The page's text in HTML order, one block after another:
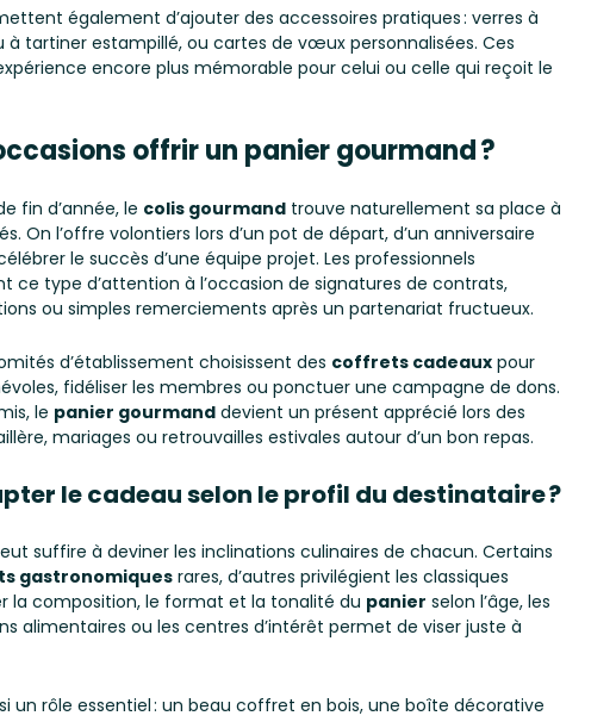
également d’ajouter des accessoires pratiques : verres à
tartiner estampillé, ou cartes de vœux personnalisées. Ces
encore plus mémorable pour celui ou celle qui reçoit le
offrir un panier gourmand ?
fin d’année, le colis gourmand trouve naturellement sa place à
On l’offre volontiers lors d’un pot de départ, d’un anniversaire
le succès d’une équipe projet. Les professionnels
ce type d’attention à l’occasion de signatures de contrats,
ou simples remerciements après un partenariat fructueux.
d’établissement choisissent des coffrets cadeaux pour
fidéliser les membres ou ponctuer une campagne de dons.
le panier gourmand devient un présent apprécié lors des
mariages ou retrouvailles estivales autour d’un bon repas.
le cadeau selon le profil du destinataire ?
suffire à deviner les inclinations culinaires de chacun. Certains
gastronomiquesrares, d’autres privilégient les classiques
la composition, le format et la tonalité du panier selon l’âge, les
alimentaires ou les centres d’intérêt permet de viser juste à
un rôle essentiel : un beau coffret en bois, une boîte décorative